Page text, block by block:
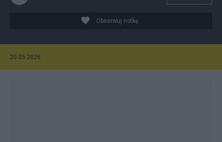
Obserwuj notkę
20.05.2026